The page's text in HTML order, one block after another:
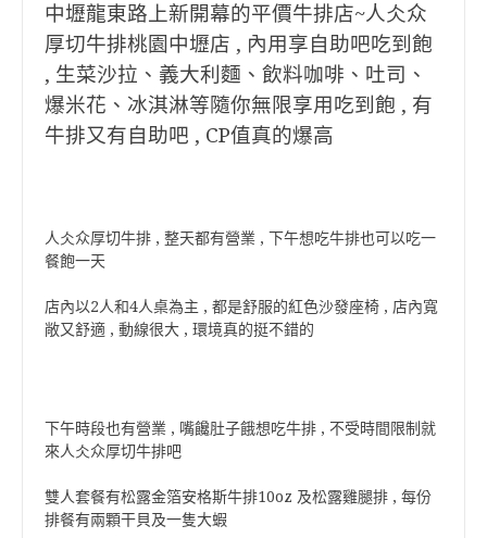
中壢龍東路上新開幕的平價牛排店~人仌众
厚切牛排桃園中壢店 , 內用享自助吧吃到飽
, 生菜沙拉、義大利麵、飲料咖啡、吐司、
爆米花、冰淇淋等隨你無限享用吃到飽 , 有
牛排又有自助吧 , CP值真的爆高
人仌众厚切牛排 , 整天都有營業 , 下午想吃牛排也可以吃一
餐飽一天
店內以2人和4人桌為主 , 都是舒服的紅色沙發座椅 , 店內寬
敞又舒適 , 動線很大 , 環境真的挺不錯的
下午時段也有營業 , 嘴饞肚子餓想吃牛排 , 不受時間限制就
來人仌众厚切牛排吧
雙人套餐有松露金箔安格斯牛排10oz 及松露雞腿排 , 每份
排餐有兩顆干貝及一隻大蝦